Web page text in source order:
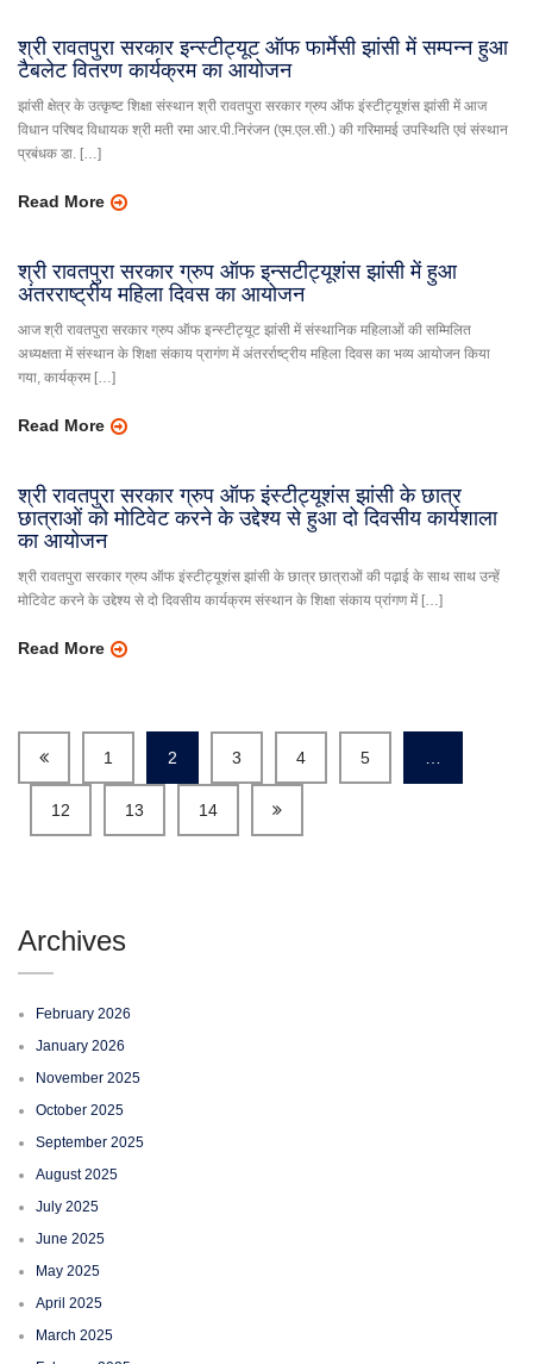
श्री रावतपुरा सरकार इन्स्टीट्यूट ऑफ फार्मेसी झांसी में सम्पन्न हुआ
टैबलेट वितरण कार्यक्रम का आयोजन
झांसी क्षेत्र के उत्कृष्ट शिक्षा संस्थान श्री रावतपुरा सरकार ग्रुप ऑफ इंस्टीट्यूशंस झांसी में आज
विधान परिषद विधायक श्री मती रमा आर.पी.निरंजन (एम.एल.सी.) की गरिमामई उपस्थिति एवं संस्थान
प्रबंधक डा. […]
Read More
श्री रावतपुरा सरकार ग्रुप ऑफ इन्सटीट्यूशंस झांसी में हुआ
अंतरराष्ट्रीय महिला दिवस का आयोजन
आज श्री रावतपुरा सरकार ग्रुप ऑफ इन्स्टीट्यूट झांसी में संस्थानिक महिलाओं की सम्मिलित
अध्यक्षता में संस्थान के शिक्षा संकाय प्रागंण में अंतरर्राष्ट्रीय महिला दिवस का भव्य आयोजन किया
गया, कार्यक्रम […]
Read More
श्री रावतपुरा सरकार ग्रुप ऑफ इंस्टीट्यूशंस झांसी के छात्र
छात्राओं को मोटिवेट करने के उद्देश्य से हुआ दो दिवसीय कार्यशाला
का आयोजन
श्री रावतपुरा सरकार ग्रुप ऑफ इंस्टीट्यूशंस झांसी के छात्र छात्राओं की पढ़ाई के साथ साथ उन्हें
मोटिवेट करने के उद्देश्य से दो दिवसीय कार्यक्रम संस्थान के शिक्षा संकाय प्रांगण में […]
Read More
1 2 3 4 5 …
12 13 14
Archives
February 2026
January 2026
November 2025
October 2025
September 2025
August 2025
July 2025
June 2025
May 2025
April 2025
March 2025